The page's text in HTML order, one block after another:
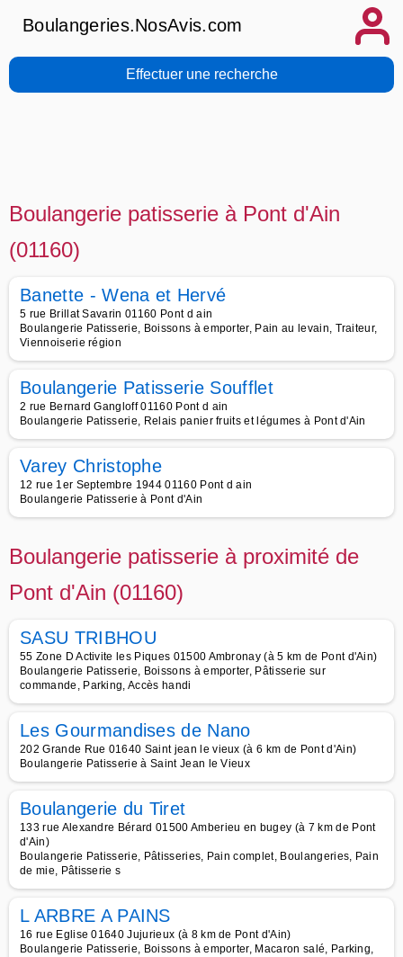
Boulangeries.NosAvis.com
Effectuer une recherche
Boulangerie patisserie à Pont d'Ain
(01160)
Banette - Wena et Hervé
5 rue Brillat Savarin 01160 Pont d ain
Boulangerie Patisserie, Boissons à emporter, Pain au levain, Traiteur,
Viennoiserie région
Boulangerie Patisserie Soufflet
2 rue Bernard Gangloff 01160 Pont d ain
Boulangerie Patisserie, Relais panier fruits et légumes à Pont d'Ain
Varey Christophe
12 rue 1er Septembre 1944 01160 Pont d ain
Boulangerie Patisserie à Pont d'Ain
Boulangerie patisserie à proximité de
Pont d'Ain (01160)
SASU TRIBHOU
55 Zone D Activite les Piques 01500 Ambronay (à 5 km de Pont d'Ain)
Boulangerie Patisserie, Boissons à emporter, Pâtisserie sur
commande, Parking, Accès handi
Les Gourmandises de Nano
202 Grande Rue 01640 Saint jean le vieux (à 6 km de Pont d'Ain)
Boulangerie Patisserie à Saint Jean le Vieux
Boulangerie du Tiret
133 rue Alexandre Bérard 01500 Amberieu en bugey (à 7 km de Pont
d'Ain)
Boulangerie Patisserie, Pâtisseries, Pain complet, Boulangeries, Pain
de mie, Pâtisserie s
L ARBRE A PAINS
16 rue Eglise 01640 Jujurieux (à 8 km de Pont d'Ain)
Boulangerie Patisserie, Boissons à emporter, Macaron salé, Parking,